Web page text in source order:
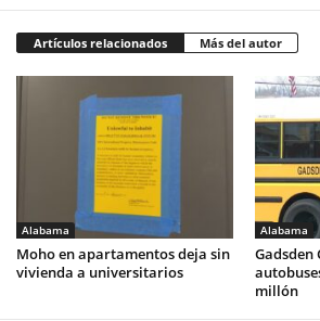
Artículos relacionados Más del autor
Alabama
Moho en apartamentos deja sin
vivienda a universitarios
Alabama
Gadsden
millón